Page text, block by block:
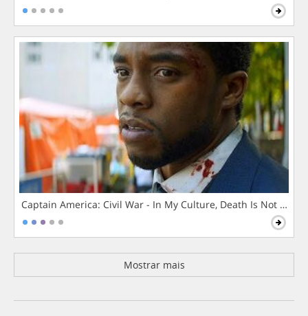
Captain America: Civil War - In My Culture, Death Is Not The
Mostrar mais